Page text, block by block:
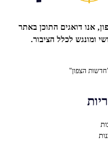
אנו דואגים התוכן באתר
ומונגש לכלל הציבור.
הצפון"